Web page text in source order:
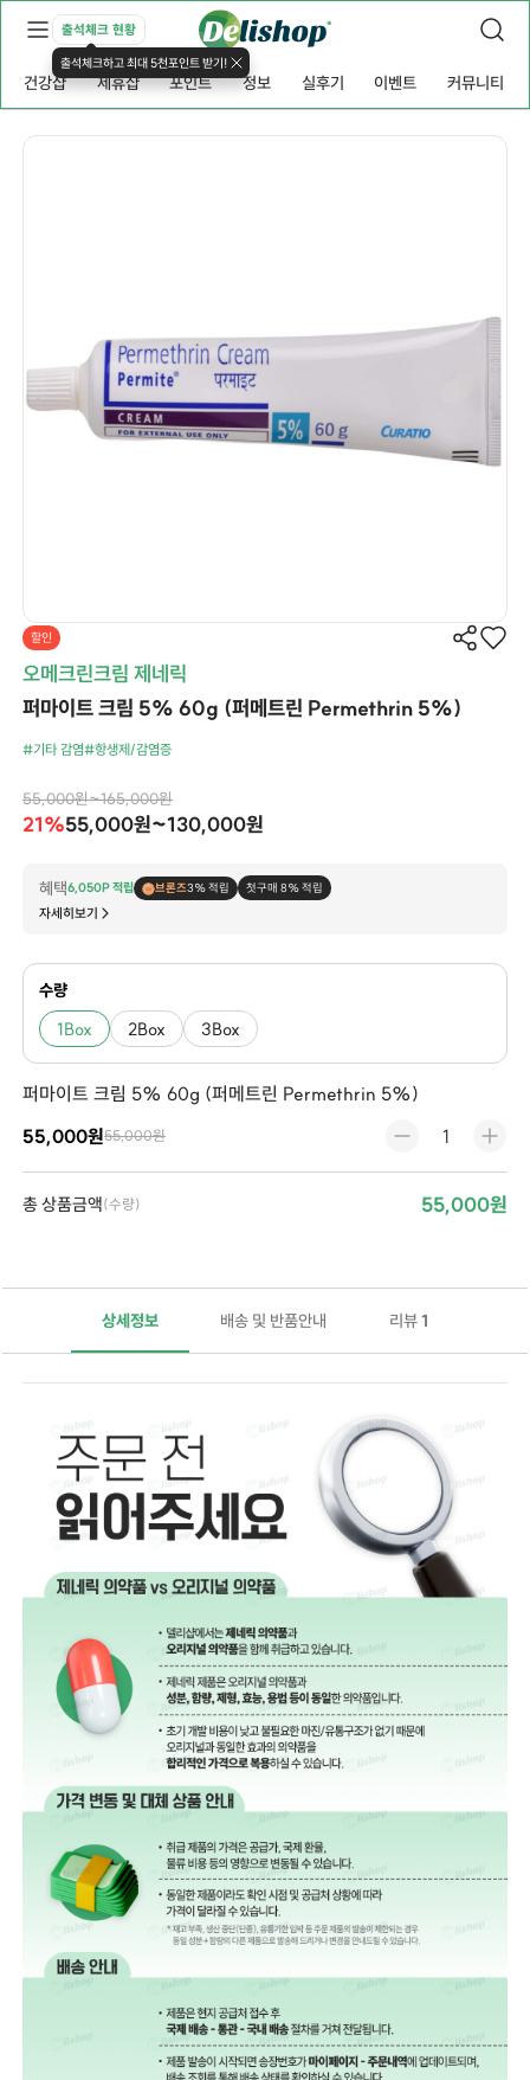
출석체크 현황
출석체크하고 최대 5천포인트 받기!
건강샵 제휴샵 포인트 정보 실후기 이벤트 커뮤니티
할인
오메크린크림 제네릭
퍼마이트 크림 5% 60g (퍼메트린 Permethrin 5%)
#기타 감염#항생제/감염증
55,000원~165,000원
21%55,000원~130,000원
혜택6,050P 적립 브론즈3% 적립 첫구매 8% 적립
자세히보기
수량
1Box 2Box 3Box
퍼마이트 크림 5% 60g (퍼메트린 Permethrin 5%)
55,000원55,000원
총 상품금액(수량) 55,000원
상세정보 배송 및 반품안내 리뷰1